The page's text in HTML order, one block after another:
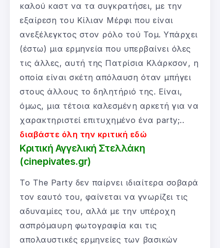
καλού καστ να τα συγκρατήσει, με την
εξαίρεση του Κίλιαν Μέρφι που είναι
ανεξέλεγκτος στον ρόλο τού Τομ. Υπάρχει
(έστω) μια ερμηνεία που υπερβαίνει όλες
τις άλλες, αυτή της Πατρίσια Κλάρκσον, η
οποία είναι σκέτη απόλαυση όταν μπήγει
στους άλλους το δηλητήριό της. Είναι,
όμως, μια τέτοια καλεσμένη αρκετή για να
χαρακτηριστεί επιτυχημένο ένα party;..
διαβάστε όλη την κριτική εδώ
Κριτική Αγγελική Στελλάκη
(cinepivates.gr)
Το The Party δεν παίρνει ιδιαίτερα σοβαρά
τον εαυτό του, φαίνεται να γνωρίζει τις
αδυναμίες του, αλλά με την υπέροχη
ασπρόμαυρη φωτογραφία και τις
απολαυστικές ερμηνείες των βασικών